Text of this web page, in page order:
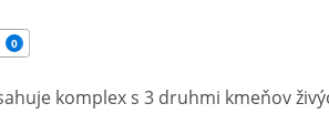
0
komplex s 3 druhmi kmeňov